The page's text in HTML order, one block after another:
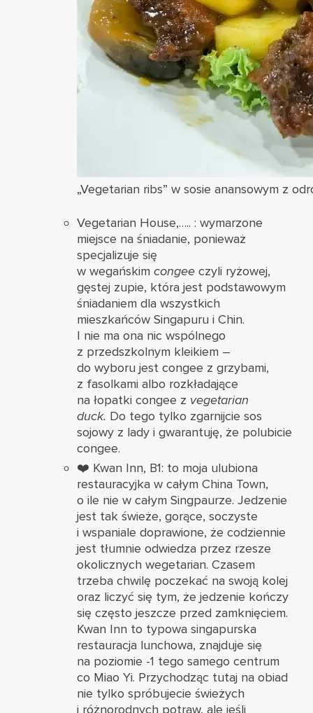
„Vegetarian ribs” w sosie anansowym z
Vegetarian House,….. : wymarzone
miejsce na śniadanie, ponieważ
specjalizuje się
w wegańskim congee czyli ryżowej,
gęstej zupie, która jest podstawowym
śniadaniem dla wszystkich
mieszkańców Singapuru i Chin.
I nie ma ona nic wspólnego
z przedszkolnym kleikiem –
do wyboru jest congee z grzybami,
z fasolkami albo rozkładające
na łopatki congee z vegetarian
duck. Do tego tylko zgarnijcie sos
sojowy z lady i gwarantuję, że polubicie
congee.
❤️ Kwan Inn, B1: to moja ulubiona
restauracyjka w całym China Town,
o ile nie w całym Singpaurze. Jedzenie
jest tak świeże, gorące, soczyste
i wspaniale doprawione, że codziennie
jest tłumnie odwiedza przez rzesze
okolicznych wegetarian. Czasem
trzeba chwilę poczekać na swoją kolej
oraz liczyć się tym, że jedzenie kończy
się często jeszcze przed zamknięciem.
Kwan Inn to typowa singapurska
restauracja lunchowa, znajduje się
na poziomie -1 tego samego centrum
co Miao Yi. Przychodząc tutaj na obiad
nie tylko spróbujecie świeżych
i różnorodnych potraw, ale jeśli